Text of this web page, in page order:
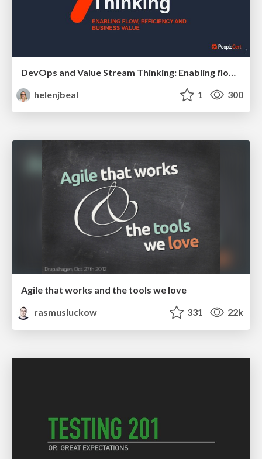
helenjbeal
1 300
Agile that works and the tools we love
rasmusluckow
331 22k